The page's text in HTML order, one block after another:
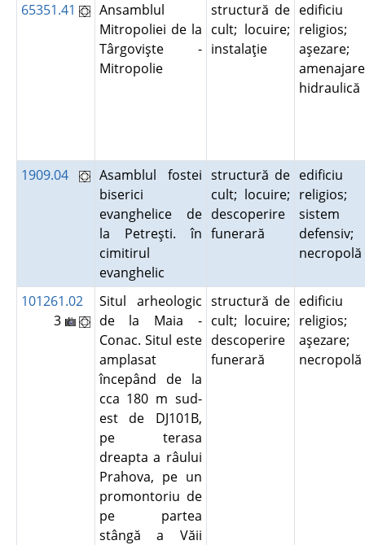
65351.41
Ansamblul
Mitropoliei de la
Târgovişte -
Mitropolie
structură de
cult; locuire;
instalaţie
edificiu
religios;
aşezare;
amenajare
1909.04
Asamblul fostei
biserici
evanghelice de
la Petreşti. în
cimitirul
evanghelic
structură de
cult; locuire;
descoperire
funerară
edificiu
religios;
sistem
defensiv;
101261.02
3
Situl arheologic
de la Maia -
Conac. Situl este
amplasat
începând de la
cca 180 m sud-
est de DJ101B,
pe terasa
dreapta a râului
Prahova, pe un
promontoriu de
pe partea
stângă a Văii
structură de
cult; locuire;
descoperire
funerară
edificiu
religios;
aşezare;